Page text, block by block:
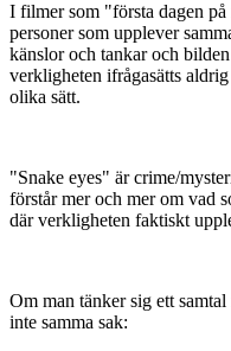
I filmer som "första dagen
personer som upplever
känslor och tankar och
verkligheten ifrågasätts
olika sätt.
"Snake eyes" är crime/
förstår mer och mer om vad
där verkligheten faktiskt
Om man tänker sig ett
inte samma sak: